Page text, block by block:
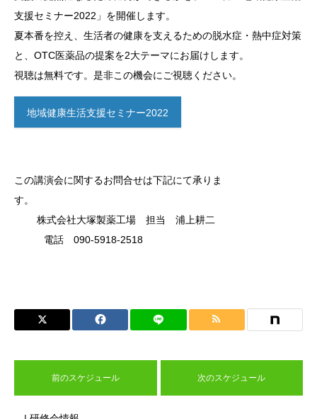
支援セミナー2022」を開催します。
夏本番を控え、生活者の健康を支えるための脱水症・熱中症対策
と、OTC医薬品の提案を2大テーマにお届けします。
視聴は無料です。是非この機会にご視聴ください。
地域健康生活支援セミナー2022
この講演会に関するお問合せは下記にて承りま
す。
株式会社大塚製薬工場 担当 浦上耕二
電話 090-5918-2518
前のスケジュール 次のスケジュール